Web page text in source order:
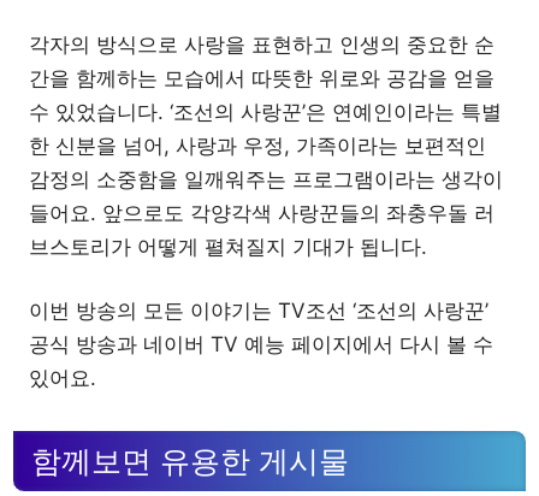
각자의 방식으로 사랑을 표현하고 인생의 중요한 순
간을 함께하는 모습에서 따뜻한 위로와 공감을 얻을
수 있었습니다. ‘조선의 사랑꾼’은 연예인이라는 특별
한 신분을 넘어, 사랑과 우정, 가족이라는 보편적인
감정의 소중함을 일깨워주는 프로그램이라는 생각이
들어요. 앞으로도 각양각색 사랑꾼들의 좌충우돌 러
브스토리가 어떻게 펼쳐질지 기대가 됩니다.
이번 방송의 모든 이야기는 TV조선 ‘조선의 사랑꾼’
공식 방송과 네이버 TV 예능 페이지에서 다시 볼 수
있어요.
함께보면 유용한 게시물